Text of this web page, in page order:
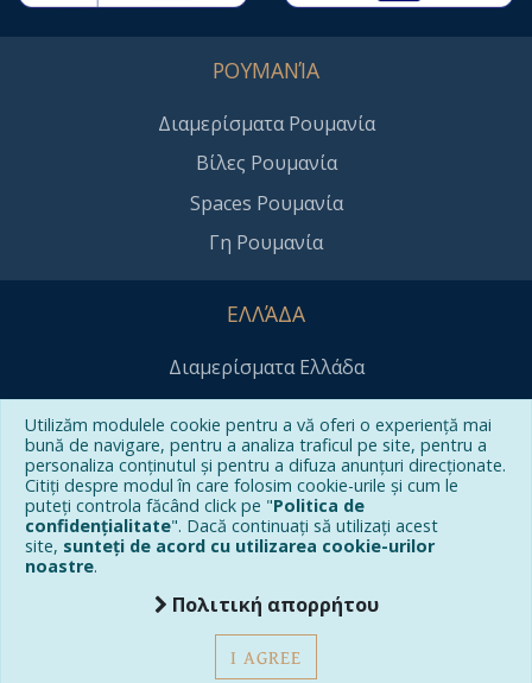
ΡΟΥΜΑΝΊΑ
Διαμερίσματα Ρουμανία
Βίλες Ρουμανία
Spaces Ρουμανία
Γη Ρουμανία
ΕΛΛΆΔΑ
Διαμερίσματα Ελλάδα
Βίλες Ελλάδα
Spaces Greece
γης Ελλάδα
ΕΠΙΚΟΙΝΩΝΊΑ
office@grecocasa.ro
(+40) 750 171 720
Utilizăm modulele cookie pentru a vă oferi o experiență mai
bună de navigare, pentru a analiza traficul pe site, pentru a
personaliza conținutul și pentru a difuza anunțuri direcționate.
Citiți despre modul în care folosim cookie-urile și cum le
puteți controla făcând click pe "Politica de
confidențialitate". Dacă continuați să utilizați acest
site, sunteți de acord cu utilizarea cookie-urilor
noastre.
Πολιτική απορρήτου
I AGREE